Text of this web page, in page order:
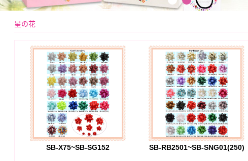
星の花
SB-X75~SB-SG152 SB-RB2501~SB-SNG01(250)